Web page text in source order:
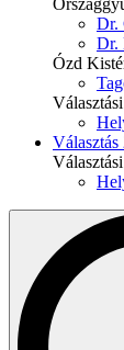
Dr.
Dr.
Ózd
Választás